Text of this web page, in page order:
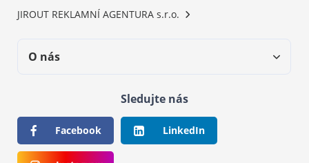
JIROUT REKLAMNÍ AGENTURA s.r.o.
O nás
Sledujte nás
Facebook LinkedIn